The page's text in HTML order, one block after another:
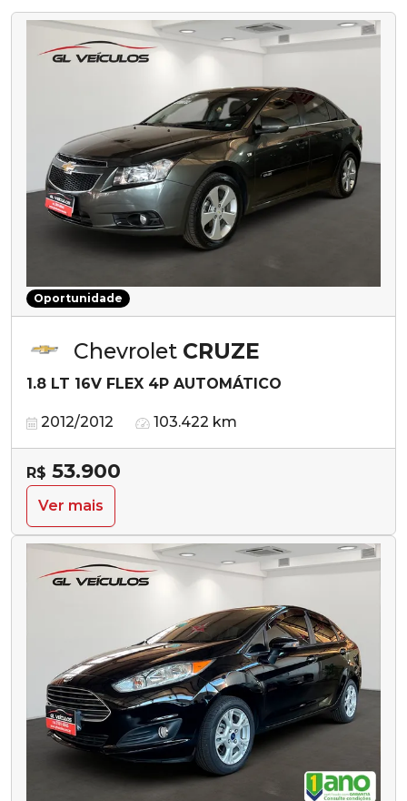
Oportunidade
Chevrolet CRUZE
1.8 LT 16V FLEX 4P AUTOMÁTICO
2012/2012 103.422 km
R$ 53.900
Ver mais